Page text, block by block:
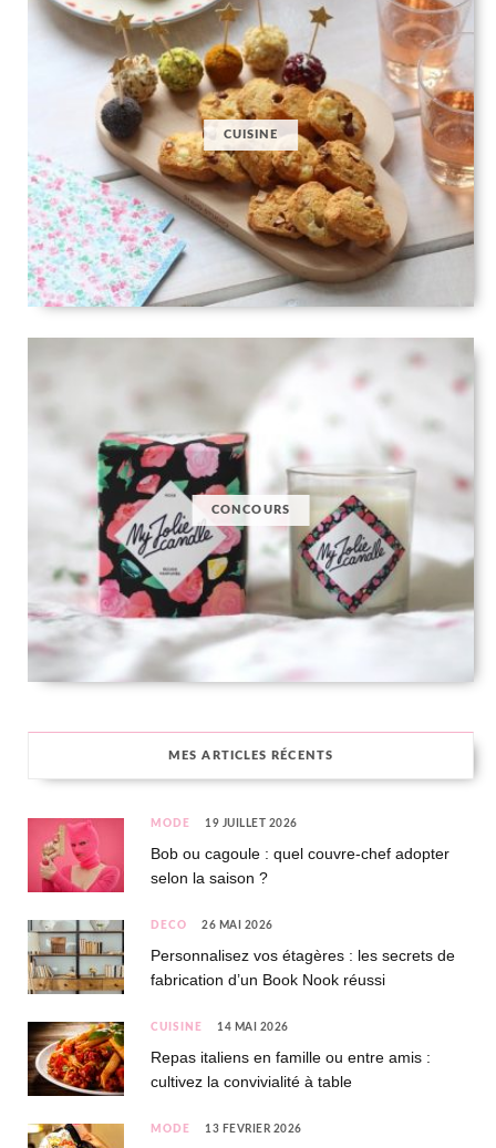
CUISINE
CONCOURS
MES ARTICLES RÉCENTS
MODE 19 JUILLET 2026
Bob ou cagoule : quel couvre-chef adopter
selon la saison ?
DÉCO 26 MAI 2026
Personnalisez vos étagères : les secrets de
fabrication d’un Book Nook réussi
CUISINE 14 MAI 2026
Repas italiens en famille ou entre amis :
cultivez la convivialité à table
MODE 13 FÉVRIER 2026